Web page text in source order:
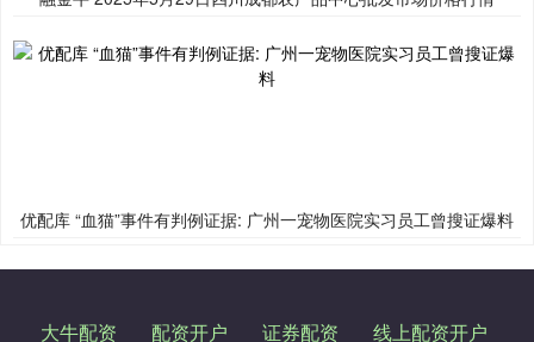
优配库 “血猫”事件有判例证据: 广州一宠物医院实习员工曾搜证爆料
大牛配资 配资开户 证券配资 线上配资开户